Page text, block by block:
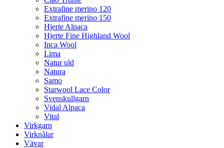
Extrafine merino 120
Extrafine merino 150
Hjerte Alpaca
Hjerte Fine Highland Wool
Inca Wool
Lima
Natur uld
Natura
Samo
Starwool Lace Color
Svenskullgarn
Vidal Alpaca
Vital
Virkgarn
Virknålar
Vävar